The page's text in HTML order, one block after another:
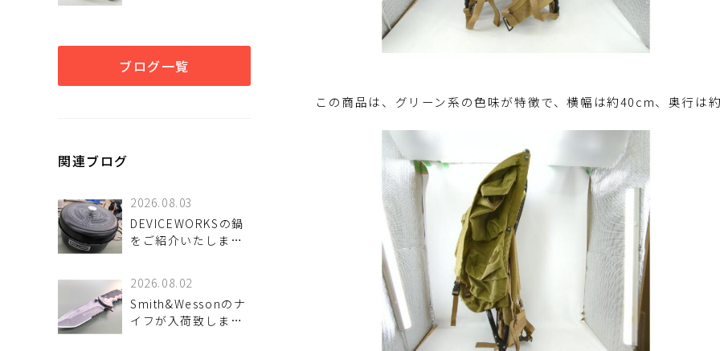
ブログ一覧
関連ブログ
2026.08.03
DEVICEWORKSの鍋
をご紹介いたしま
2026.08.02
Smith&Wessonのナ
イフが入荷致しまし
この商品は、グリーン系の色味が特徴で、横幅は約40cm、奥行は